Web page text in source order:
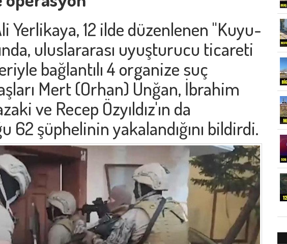
Yerlikaya, 12 ilde düzenlenen "Kuyu-
uluslararası uyuşturucu ticareti
bağlantılı 4 organize suç
Mert (Orhan) Ünğan, İbrahim
ve Recep Özyıldız'ın da
62 şüphelinin yakalandığını bildirdi.